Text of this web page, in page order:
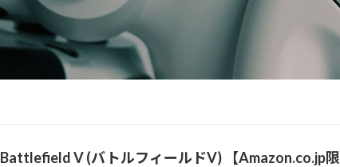
Battlefield V (バトルフィールドV) 【Amazon.co.jp限